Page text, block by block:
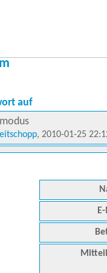
auf
, 2010-01-25